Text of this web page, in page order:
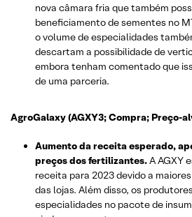
nova câmara fria que também
beneficiamento de sementes no
o volume de especialidades
descartam a possibilidade de
embora tenham comentado que
de uma parceria.
AgroGalaxy (AGXY3; Compra; Preço-
Aumento da receita esperado,
preços dos fertilizantes.A AGXY
receita para 2023 devido a
das lojas. Além disso, os
especialidades no pacote de